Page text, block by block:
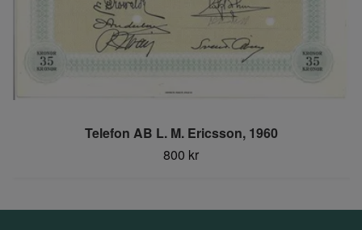
Telefon AB L. M. Ericsson, 1960
800 kr